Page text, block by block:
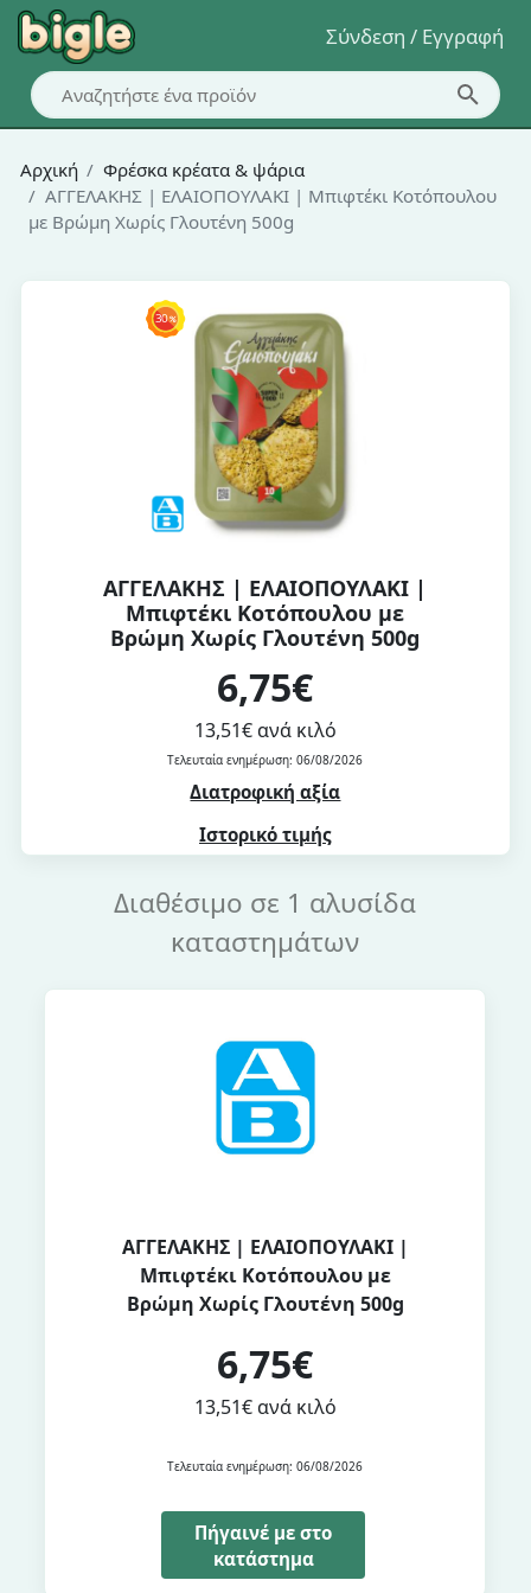
Σύνδεση / Εγγραφή
Αρχική
Φρέσκα κρέατα & ψάρια
ΑΓΓΕΛΑΚΗΣ | ΕΛΑΙΟΠΟΥΛΑΚΙ | Μπιφτέκι Κοτόπουλου
με Βρώμη Χωρίς Γλουτένη 500g
ΑΓΓΕΛΑΚΗΣ | ΕΛΑΙΟΠΟΥΛΑΚΙ |
Μπιφτέκι Κοτόπουλου με
Βρώμη Χωρίς Γλουτένη 500g
6,75€
13,51€ ανά κιλό
Τελευταία ενημέρωση: 06/08/2026
Διατροφική αξία
Ιστορικό τιμής
Διαθέσιμο σε 1 αλυσίδα
καταστημάτων
ΑΓΓΕΛΑΚΗΣ | ΕΛΑΙΟΠΟΥΛΑΚΙ |
Μπιφτέκι Κοτόπουλου με
Βρώμη Χωρίς Γλουτένη 500g
6,75€
13,51€ ανά κιλό
Τελευταία ενημέρωση: 06/08/2026
Πήγαινέ με στο
κατάστημα